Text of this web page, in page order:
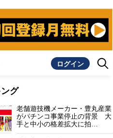
ログイン
グ
老舗遊技機メーカー・豊丸産業
がパチンコ事業停止の背景 大
手と中小の格差拡大に拍…